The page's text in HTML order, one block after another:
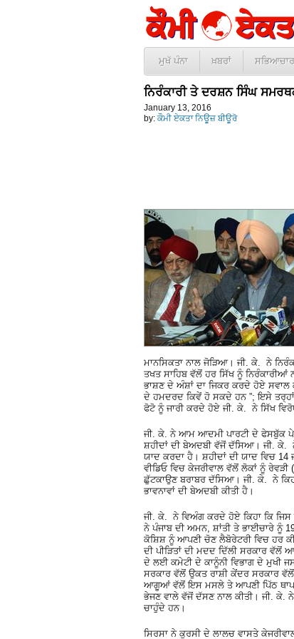
ਮੁਖੱ ਪੰਨਾ ਖ਼ਬਰਾਂ ਸਭਿਆਚਾਰ
ਨਿਰੰਕਾਰੀ ਤੇ ਦਰਸ਼ਨ ਸਿੰਘ
January 13, 2016
by: ਕੌਮੀ ਏਕਤਾ ਨਿਊਜ਼ ਬੀਊਰੋ
ਮਾਨਸਿਕਤਾ ਨਾਲ ਜੋੜਿਆ। ਜੀ. ਕੇ. ਨੇ
ਤਖਤ ਸਾਹਿਬ ਵੱਲੋਂ ਹਰ ਸਿੱਖ ਨੂੰ ਨਿਰੰਕਾਰੀਆਂ
ਭਾਸ਼ਣ ਦੇ ਅੰਸ਼ਾਂ ਦਾ ਜਿਕਰ ਕਰਦੇ ਹੋਏ ਸਵਾਲ
ਦੇ ਹਮਦਰਦ ਕਿਵੇਂ ਹੋ ਸਕਦੇ ਹਨ ”; ਇਸੇ
ਫੋਟੋ ਨੂੰ ਜਾਰੀ ਕਰਦੇ ਹੋਏ ਜੀ. ਕੇ. ਨੇ ਸਿੱਖ
ਜੀ. ਕੇ. ਨੇ ਆਮ ਆਦਮੀ ਪਾਰਟੀ ਦੇ ਫੇਸਬੁੱਕ ਪੇਜ਼
ਸ਼ਹੀਦਾਂ ਦੀ ਬੇਅਦਬੀ ਵੱਜੋਂ ਦੱਸਿਆ। ਜੀ. ਕੇ.
ਯਾਦ ਕਰਦਾ ਹੈ। ਸ਼ਹੀਦਾਂ ਦੀ ਯਾਦ ਵਿਚ
ਵੀਡਿਓ ਵਿਚ ਕੇਜਰੀਵਾਲ ਵੱਲੋਂ ਲੋਕਾਂ ਨੂੰ
ਛੁੱਟਕਾਉਣ ਬਰਾਬਰ ਦੱਸਿਆ। ਜੀ. ਕੇ. ਨੇ
ਭਾਵਨਾਵਾਂ ਦੀ ਬੇਅਦਬੀ ਕੀਤੀ ਹੈ।
ਜੀ. ਕੇ. ਨੇ ਵਿਅੰਗ ਕਰਦੇ ਹੋਏ ਕਿਹਾ ਕਿ ਜਿਸ
ਨੇ ਪੰਜਾਬ ਦੀ ਅਮਨ, ਸ਼ਾਂਤੀ ਤੇ ਭਾਈਚਾਰੇ ਨੂੰ
ਕੋਸ਼ਿਸ਼ ਨੂੰ ਆਪਣੀ ਚੋਣ ਲੈਬੋਰੇਟਰੀ ਵਿਚ ਹਰ
ਦੀ ਪੀੜਿਤਾਂ ਦੀ ਮਦਦ ਦਿੱਲੀ ਸਰਕਾਰ ਵੱਲੋਂ
ਦੇ ਲਈ ਕਮੇਟੀ ਦੇ ਕਾਨੂੰਨੀ ਵਿਭਾਗ ਦੇ
ਸਰਕਾਰ ਵੱਲੋਂ ਉਕਤ ਰਾਸ਼ੀ ਕੇਂਦਰ ਸਰਕਾਰ ਵੱਲੋਂ
ਆਗੂਆਂ ਵੱਲੋਂ ਇਸ ਮਸਲੇ ਤੇ ਆਪਣੀ ਪਿੱਠ
ਭੇਜਣ ਵਾਲੇ ਵੱਜੋਂ ਦੱਸਣ ਨਾਲ ਕੀਤੀ। ਜੀ. ਕੇ.
ਚਾਹੁੰਦੇ ਹਨ।
ਸਿਰਸਾ ਨੇ ਕੁਰਸੀ ਦੇ ਲਾਲਚ ਵਾਸਤੇ